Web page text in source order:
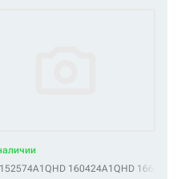
6T-1764STF CR4589BSTF P01050R0M00
QHD 160424A1 QHD 166099A1